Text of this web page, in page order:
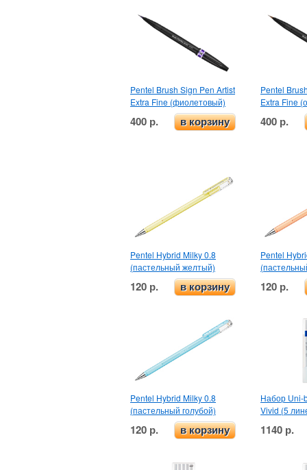
Pentel Brush Sign Pen Artist
Extra Fine (фиолетовый)
400 р. в корзину
Pentel
Extra Fine
400 р.
Pentel Hybrid Milky 0.8
(пастельный желтый)
120 р. в корзину
Pentel
120 р.
Pentel Hybrid Milky 0.8
(пастельный голубой)
120 р. в корзину
Набор Uni-
Vivid (5
1140 р.